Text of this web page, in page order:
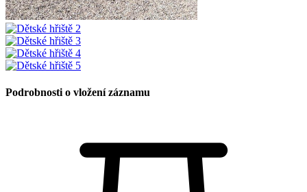
Podrobnosti o vložení záznamu